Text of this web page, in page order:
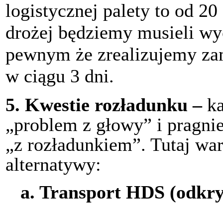
logistycznej palety to od
drożej będziemy musieli
pewnym że zrealizujemy
w ciągu 3 dni.
5. Kwestie rozładunku –
„problem z głowy” i
„z rozładunkiem”. Tutaj
alternatywy:
a. Transport HDS